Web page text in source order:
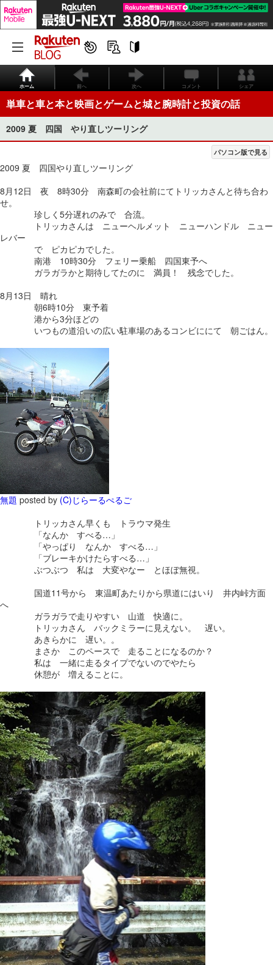
ホーム 前へ 次へ コメント シェア
単車と車と本と映画とゲームと城と腕時計と投資の話
2009 夏 四国 やり直しツーリング
パソコン版で見る
2009 夏 四国やり直しツーリング
8月12日 夜 8時30分 南森町の会社前にてトリッカさんと待ち合わ
せ。
珍しく5分遅れのみで 合流。
トリッカさんは ニューヘルメット ニューハンドル ニュー
レバー
で ピカピカでした。
南港 10時30分 フェリー乗船 四国東予へ
ガラガラかと期待してたのに 満員！ 残念でした。
8月13日 晴れ
朝6時10分 東予着
港から3分ほどの
いつもの道沿いの広い駐車場のあるコンビににて 朝ごはん。
無題 posted by (C)じらーるぺるご
トリッカさん早くも トラウマ発生
「なんか すべる…」
「やっぱり なんか すべる…」
「ブレーキかけたらすべる…」
ぶつぶつ 私は 大変やなー とほぼ無視。
国道11号から 東温町あたりから県道にはいり 井内峠方面
へ
ガラガラで走りやすい 山道 快適に。
トリッカさん バックミラーに見えない。 遅い。
あきらかに 遅い。。
まさか このペースで 走ることになるのか？
私は 一緒に走るタイプでないのでやたら
休憩が 増えることに。